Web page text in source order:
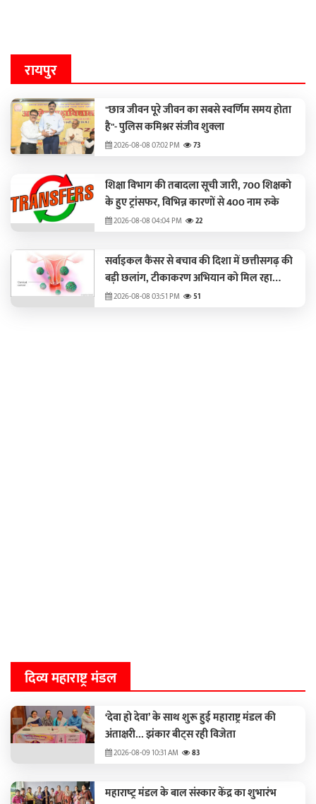
रायपुर
"छात्र जीवन पूरे जीवन का सबसे स्वर्णिम समय होता
है"- पुलिस कमिश्नर संजीव शुक्ला
2026-08-08 07:02 PM 73
शिक्षा विभाग की तबादला सूची जारी, 700 शिक्षको
के हुए ट्रांसफर, विभिन्न कारणों से 400 नाम रुके
2026-08-08 04:04 PM 22
सर्वाइकल कैंसर से बचाव की दिशा में छत्तीसगढ़ की
बड़ी छलांग, टीकाकरण अभियान को मिल रहा
जनसमर्थन
2026-08-08 03:51 PM 51
दिव्य महाराष्ट्र मंडल
‘देवा हो देवा’ के साथ शुरू हुई महाराष्ट्र मंडल की
अंताक्षरी... झंकार बीट्स रही विजेता
2026-08-09 10:31 AM 83
महाराष्‍ट्र मंडल के बाल संस्‍कार केंद्र का शुभारंभ